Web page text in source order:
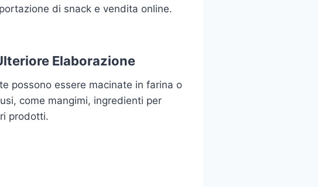
di snack e vendita online.
Elaborazione
possono essere macinate in farina o
come mangimi, ingredienti per
prodotti.